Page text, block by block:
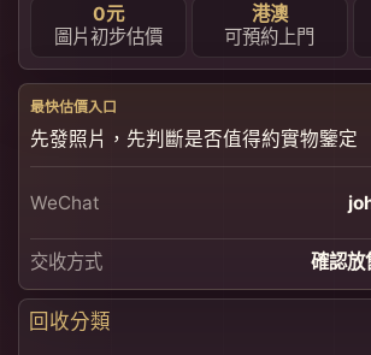
0元
圖片初步估價
港澳
可預約上門
最快估價入口
先發照片，先判斷是否值得約實物鑒定
WeChat
交收方式 確認放
回收分類